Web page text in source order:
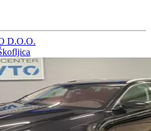
D.O.O.